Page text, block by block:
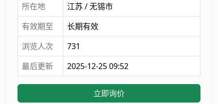
所在地
江苏 / 无锡市
有效期至
长期有效
浏览人次
731
最后更新
2025-12-25 09:52
立即询价